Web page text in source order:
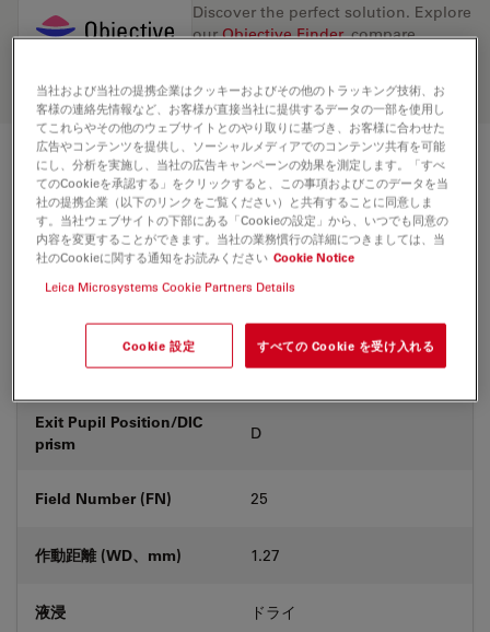
Discover the perfect solution. Explore
ourObjective Finder, compare
技術仕様
製品番号 11556068
カバーガラス なし
Exit Pupil Position/DIC
prism
D
Field Number (FN) 25
作動距離 (WD、mm) 1.27
液浸 ドライ
当社および当社の提携企業はクッキーおよびその他のトラッキング技術、お
客様の連絡先情報など、お客様が直接当社に提供するデータの一部を使用し
てこれらやその他のウェブサイトとのやり取りに基づき、お客様に合わせた
広告やコンテンツを提供し、ソーシャルメディアでのコンテンツ共有を可能
にし、分析を実施し、当社の広告キャンペーンの効果を測定します。「すべ
てのCookieを承認する」をクリックすると、この事項およびこのデータを当
社の提携企業（以下のリンクをご覧ください）と共有することに同意しま
す。当社ウェブサイトの下部にある「Cookieの設定」から、いつでも同意の
内容を変更することができます。当社の業務慣行の詳細につきましては、当
社のCookieに関する通知をお読みください Cookie Notice
Leica Microsystems Cookie Partners Details
Cookie 設定 すべての Cookie を受け入れる